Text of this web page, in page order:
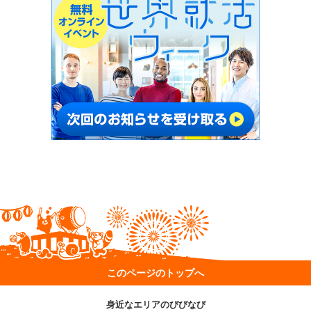
このページのトップへ
身近なエリアのびびなび